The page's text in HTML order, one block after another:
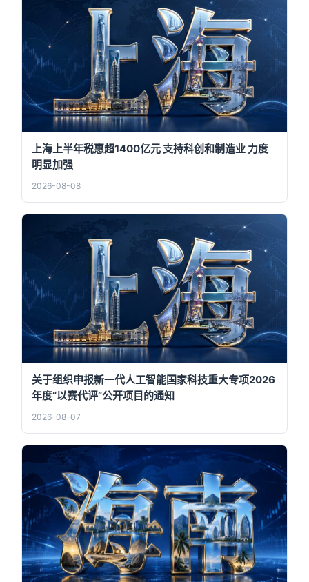
上海上半年税惠超1400亿元 支持科创和制造业 力度
明显加强
2026-08-08
关于组织申报新一代人工智能国家科技重大专项2026
年度“以赛代评”公开项目的通知
2026-08-07